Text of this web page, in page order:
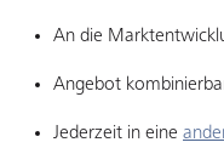
An die
Angebot
Jederzeit in eine